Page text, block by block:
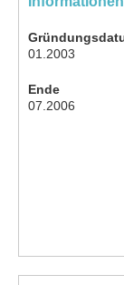
01.2003
Ende
07.2006